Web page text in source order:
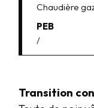
Chaudière
PEB
/
Transition